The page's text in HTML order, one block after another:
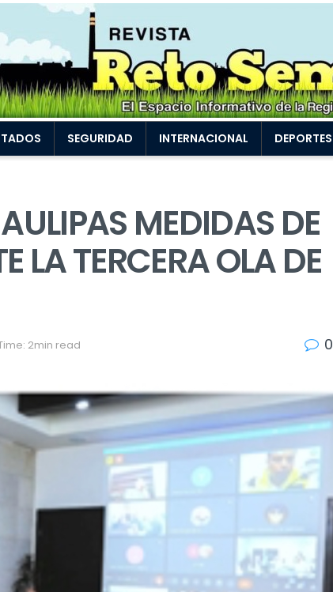
SEGURIDAD INTERNACIONAL DEPORTES
MEDIDAS DE
LA TERCERA OLA DE
2min read 0